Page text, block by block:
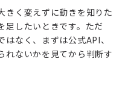
きく変えずに動きを知りた
足したいときです。ただ
なく、まずは公式API、
れないかを見てから判断す